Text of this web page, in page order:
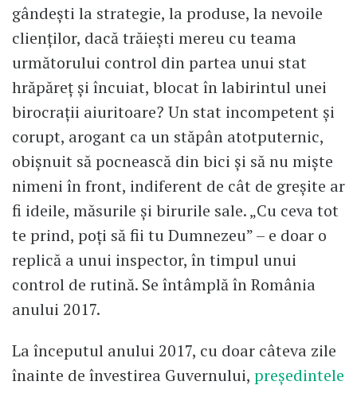
gândești la strategie, la produse, la nevoile
clienților, dacă trăiești mereu cu teama
următorului control din partea unui stat
hrăpăreț și încuiat, blocat în labirintul unei
birocrații aiuritoare? Un stat incompetent și
corupt, arogant ca un stăpân atotputernic,
obișnuit să pocnească din bici și să nu miște
nimeni în front, indiferent de cât de greșite ar
fi ideile, măsurile și birurile sale. „Cu ceva tot
te prind, poți să fii tu Dumnezeu” – e doar o
replică a unui inspector, în timpul unui
control de rutină. Se întâmplă în România
anului 2017.
La începutul anului 2017, cu doar câteva zile
înainte de învestirea Guvernului, președintele